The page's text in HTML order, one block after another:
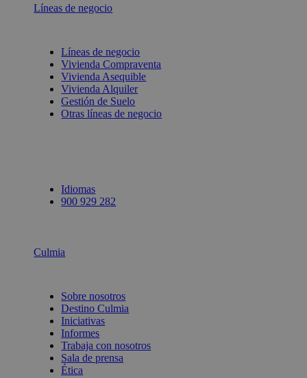
Líneas de negocio
Líneas de negocio
Vivienda Compraventa
Vivienda Asequible
Vivienda Alquiler
Gestión de Suelo
Otras líneas de negocio
Idiomas
900 929 282
Culmia
Sobre nosotros
Destino Culmia
Iniciativas
Informes
Trabaja con nosotros
Sala de prensa
Ética